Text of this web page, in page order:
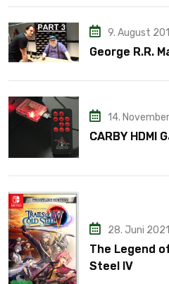
9. August
George R.R.
14.
CARBY HDMI
28. Juni 2021
The Legend
Steel IV